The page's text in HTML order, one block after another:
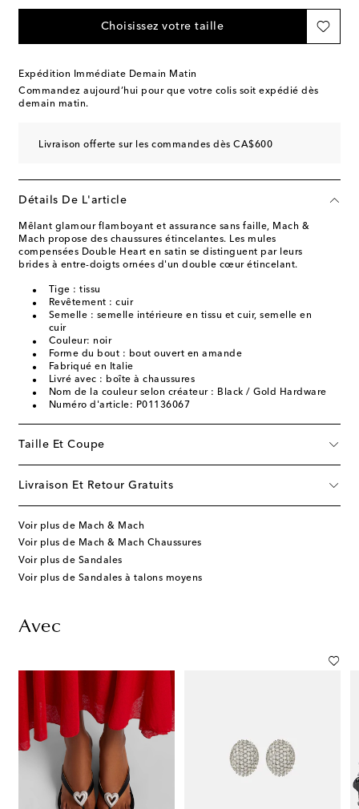
Choisissez votre taille
Expédition Immédiate Demain Matin
Commandez aujourd’hui pour que votre colis soit expédié dès
demain matin.
Livraison offerte sur les commandes dès CA$600
Détails De L'article
Mêlant glamour flamboyant et assurance sans faille, Mach &
Mach propose des chaussures étincelantes. Les mules
compensées Double Heart en satin se distinguent par leurs
brides à entre-doigts ornées d'un double cœur étincelant.
Tige : tissu
Revêtement : cuir
Semelle : semelle intérieure en tissu et cuir, semelle en
cuir
Couleur: noir
Forme du bout : bout ouvert en amande
Fabriqué en Italie
Livré avec : boîte à chaussures
Nom de la couleur selon créateur : Black / Gold Hardware
Numéro d'article: P01136067
Taille Et Coupe
Livraison Et Retour Gratuits
Voir plus de Mach & Mach
Voir plus de Mach & Mach Chaussures
Voir plus de Sandales
Voir plus de Sandales à talons moyens
Avec